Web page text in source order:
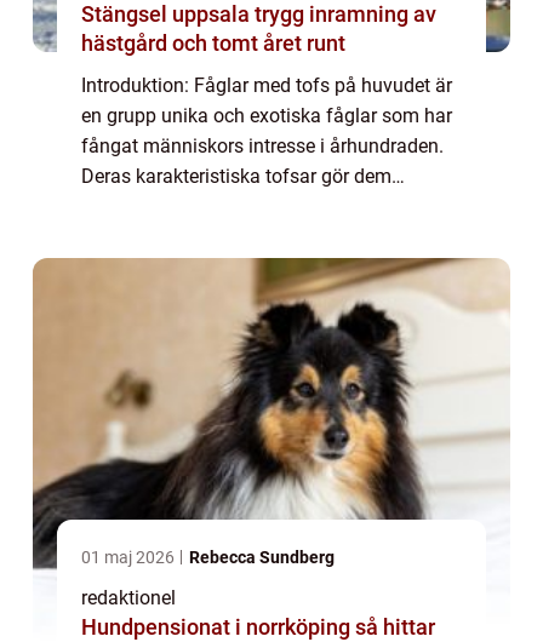
Stängsel uppsala trygg inramning av
hästgård och tomt året runt
Introduktion: Fåglar med tofs på huvudet är
en grupp unika och exotiska fåglar som har
fångat människors intresse i århundraden.
Deras karakteristiska tofsar gör dem
01 maj 2026 Rebecca Sundberg
redaktionel
Hundpensionat i norrköping så hittar